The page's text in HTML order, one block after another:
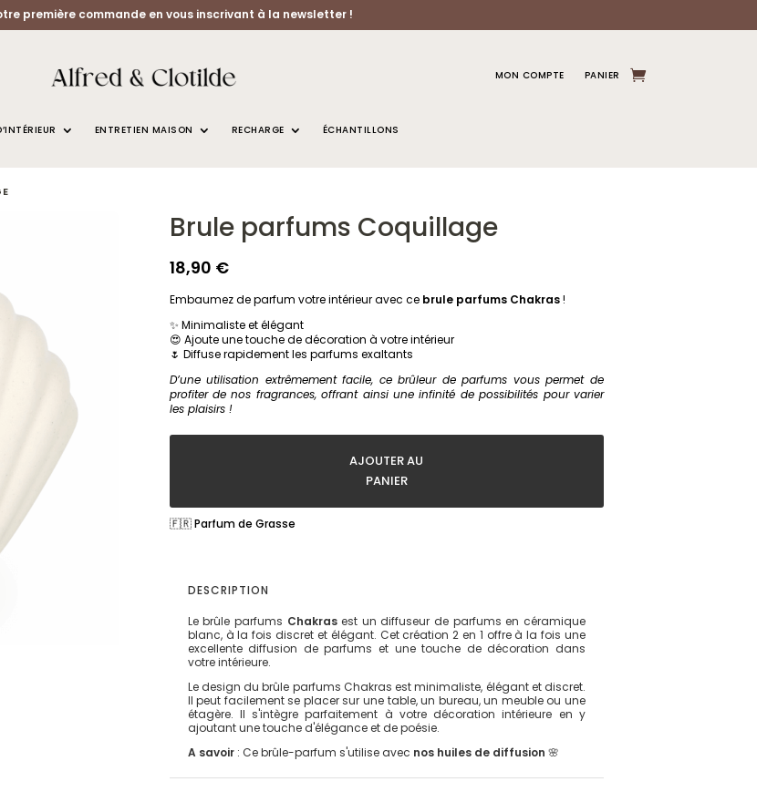
première commande en vous inscrivant à la newsletter !
MON COMPTE PANIER
ENTRETIEN MAISON RECHARGE ÉCHANTILLONS
Brule parfums Coquillage
18,90 €
Embaumez de parfum votre intérieur avec ce brule parfums Chakras!
✨ Minimaliste et élégant
😍 Ajoute une touche de décoration à votre intérieur
🌷 Diffuse rapidement les parfums exaltants
D’une utilisation extrêmement facile, ce brûleur de parfums vous permet de
profiter de nos fragrances, offrant ainsi une infinité de possibilités pour varier
les plaisirs !
AJOUTER AU
PANIER
🇫🇷 Parfum de Grasse
DESCRIPTION
Le brûle parfums Chakrasest un diffuseur de parfums en céramique
blanc, à la fois discret et élégant. Cet création 2 en 1 offre à la fois une
excellente diffusion de parfums et une touche de décoration dans
votre intérieure.
Le design du brûle parfums Chakras est minimaliste, élégant et discret.
Il peut facilement se placer sur une table, un bureau, un meuble ou une
étagère. Il s'intègre parfaitement à votre décoration intérieure en y
ajoutant une touche d'élégance et de poésie.
A savoir: Ce brûle-parfum s'utilise avec nos huiles de diffusion 🌸